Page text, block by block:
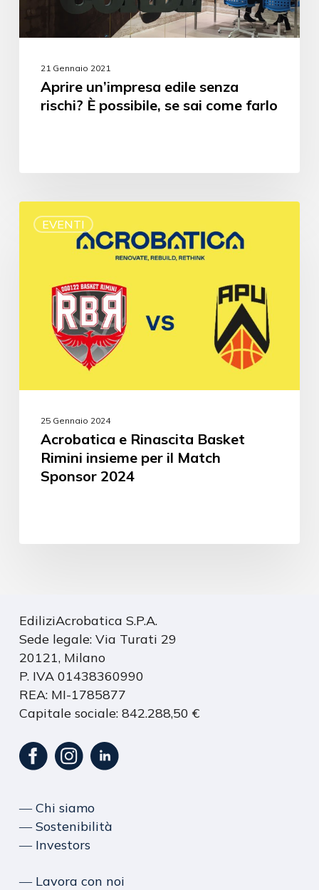
21 Gennaio 2021
Aprire un’impresa edile senza
rischi? È possibile, se sai come farlo
EVENTI
25 Gennaio 2024
Acrobatica e Rinascita Basket
Rimini insieme per il Match
Sponsor 2024
EdiliziAcrobatica S.P.A.
Sede legale: Via Turati 29
20121, Milano
P. IVA 01438360990
REA: MI-1785877
Capitale sociale: 842.288,50 €
― Chi siamo
― Sostenibilità
― Investors
― Lavora con noi